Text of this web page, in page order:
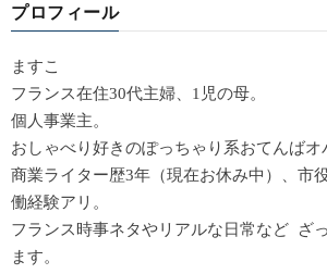
プロフィール
ますこ
フランス在住30代主婦、1児の母。
個人事業主。
おしゃべり好きのぽっちゃり系おてんばオ
商業ライター歴3年（現在お休み中）、市
働経験アリ。
フランス時事ネタやリアルな日常など ざ
ます。